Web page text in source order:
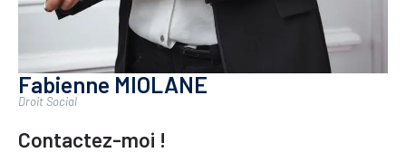
Fabienne MIOLANE
Droit Social
Contactez-moi !